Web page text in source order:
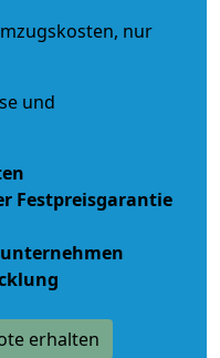
nur
und
Festpreisgarantie
erhalten